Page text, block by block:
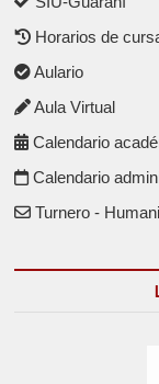
Horarios de
Aulario
Aula Virtual
Calendario
Calendario
Turnero -